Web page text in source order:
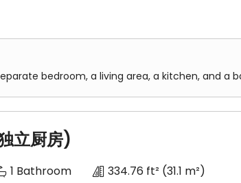
bedroom, a living area, a kitchen, and a
立厨房)
1 Bathroom 334.76 ft² (31.1 m²)